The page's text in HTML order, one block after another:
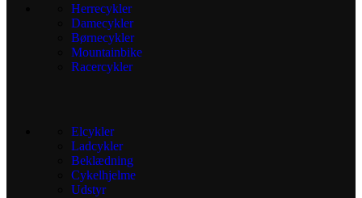
Herrecykler
Damecykler
Børnecykler
Mountainbike
Racercykler
Elcykler
Ladcykler
Beklædning
Cykelhjelme
Udstyr